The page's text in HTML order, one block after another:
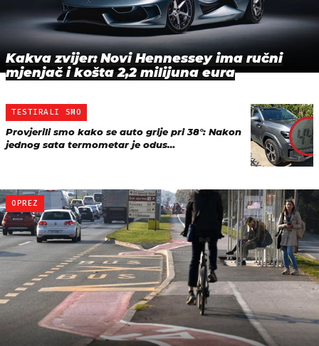
Kakva zvijer: Novi Hennessey ima ručni
mjenjač i košta 2,2 milijuna eura
TESTIRALI SMO
Provjerili smo kako se auto grije pri 38°: Nakon
jednog sata termometar je odus…
OPREZ